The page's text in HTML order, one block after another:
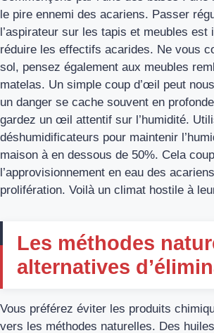
le pire ennemi des acariens. Passer
l’aspirateur sur les tapis et meubles est
réduire les effectifs acarides. Ne vous
sol, pensez également aux meubles
matelas. Un simple coup d’œil peut
un danger se cache souvent en
gardez un œil attentif sur l’humidité.
déshumidificateurs pour maintenir
maison à en dessous de 50%. Cela
l’approvisionnement en eau des
prolifération. Voilà un climat hostile à
Les méthodes
alternatives
Vous préférez éviter les produits
vers les méthodes naturelles. Des